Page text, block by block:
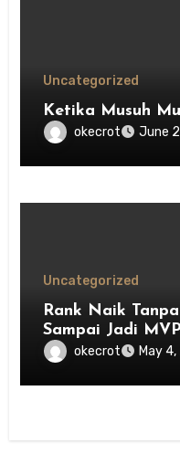
Uncategorized
Ketika Musuh
okecrot June
Uncategorized
Rank Naik
Sampai Jadi
okecrot May